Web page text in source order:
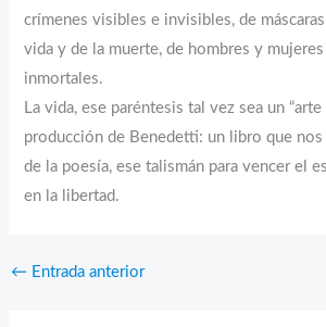
crímenes visibles e invisibles, de
vida y de la muerte, de hombres y
inmortales.
La vida, ese paréntesis tal vez sea un
producción de Benedetti: un libro que
de la poesía, ese talismán para vencer el
en la libertad.
← Entrada anterior